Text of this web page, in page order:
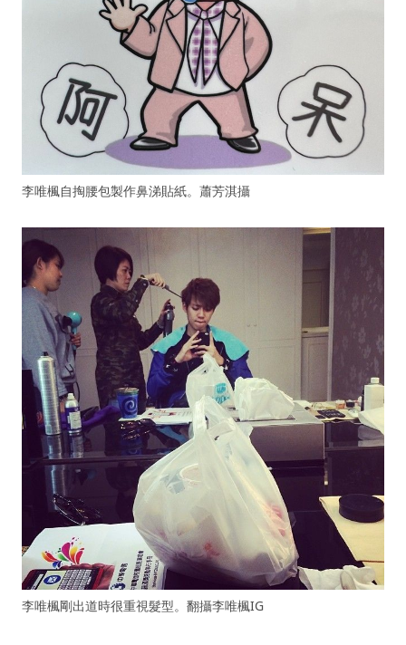
李唯楓自掏腰包製作鼻涕貼紙。蕭芳淇攝
李唯楓剛出道時很重視髮型。翻攝李唯楓IG